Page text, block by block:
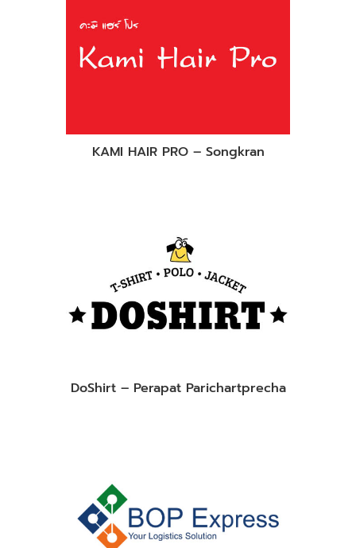
KAMI HAIR PRO – Songkran
DoShirt – Perapat Parichartprecha